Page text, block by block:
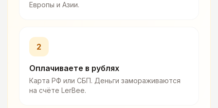
Европы и Азии.
2
Оплачиваете в рублях
Карта РФ или СБП. Деньги замораживаются
на счёте LerBee.